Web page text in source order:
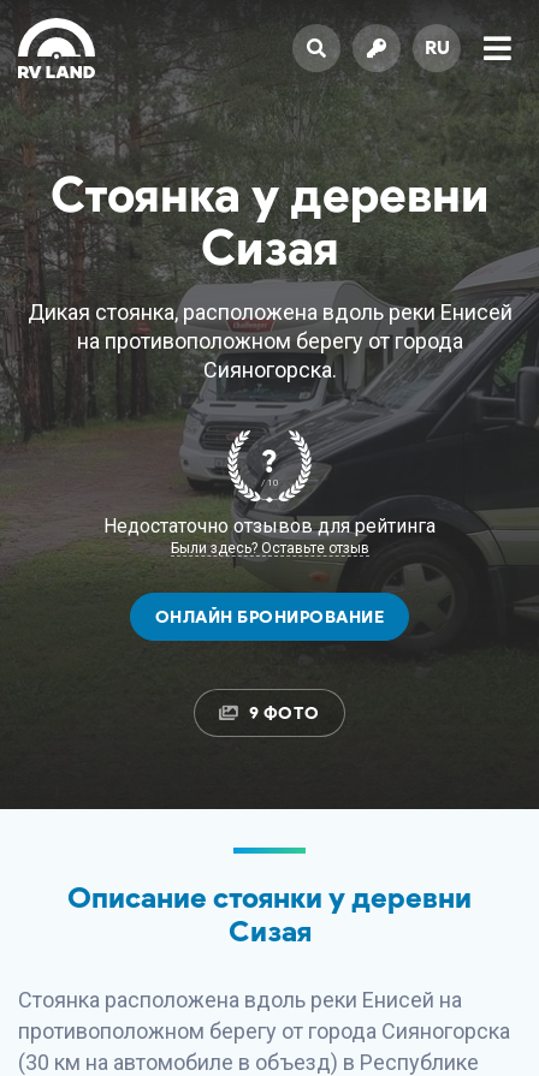
RU
Стоянка у деревни
Сизая
Дикая стоянка, расположена вдоль реки Енисей
на противоположном берегу от города
Сияногорска.
?
/ 10
Недостаточно отзывов для рейтинга
Были здесь? Оставьте отзыв
ОНЛАЙН БРОНИРОВАНИЕ
9 ФОТО
Описание стоянки у деревни
Сизая
Стоянка расположена вдоль реки Енисей на
противоположном берегу от города Сияногорска
(30 км на автомобиле в объезд) в Республике